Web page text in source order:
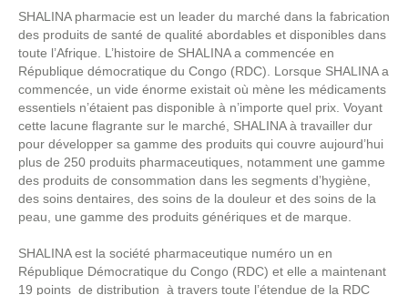
SHALINA pharmacie est un leader du marché dans la fabrication
des produits de santé de qualité abordables et disponibles dans
toute l’Afrique. L’histoire de SHALINA a commencée en
République démocratique du Congo (RDC). Lorsque SHALINA a
commencée, un vide énorme existait où mène les médicaments
essentiels n’étaient pas disponible à n’importe quel prix. Voyant
cette lacune flagrante sur le marché, SHALINA à travailler dur
pour développer sa gamme des produits qui couvre aujourd’hui
plus de 250 produits pharmaceutiques, notamment une gamme
des produits de consommation dans les segments d’hygiène,
des soins dentaires, des soins de la douleur et des soins de la
peau, une gamme des produits génériques et de marque.
SHALINA est la société pharmaceutique numéro un en
République Démocratique du Congo (RDC) et elle a maintenant
19 points de distribution à travers toute l’étendue de la RDC